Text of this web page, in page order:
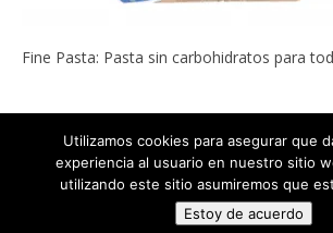
Fine Pasta: Pasta sin carbohidratos para
Copyright © 2022 ADELGAZAR SIN MILAGROS
Todos los derechos
The magazine-premium Theme by
Utilizamos cookies para asegurar que
experiencia al usuario en nuestro sitio
utilizando este sitio asumiremos que
Estoy de acuerdo